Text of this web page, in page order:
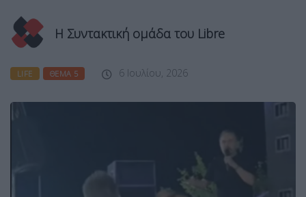
Η Συντακτική ομάδα του Libre
LIFE ΘΈΜΑ 5 6 Ιουλίου, 2026